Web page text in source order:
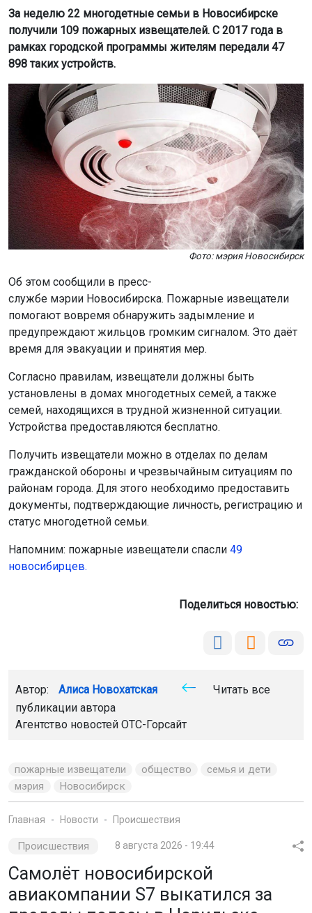
За неделю 22 многодетные семьи в Новосибирске
получили 109 пожарных извещателей. С 2017 года в
рамках городской программы жителям передали 47
898 таких устройств.
Фото: мэрия Новосибирск
Об этом сообщили в пресс-
службе мэрии Новосибирска. Пожарные извещатели
помогают вовремя обнаружить задымление и
предупреждают жильцов громким сигналом. Это даёт
время для эвакуации и принятия мер.
Согласно правилам, извещатели должны быть
установлены в домах многодетных семей, а также
семей, находящихся в трудной жизненной ситуации.
Устройства предоставляются бесплатно.
Получить извещатели можно в отделах по делам
гражданской обороны и чрезвычайным ситуациям по
районам города. Для этого необходимо предоставить
документы, подтверждающие личность, регистрацию и
статус многодетной семьи.
Напомним: пожарные извещатели спасли 49
новосибирцев.
Поделиться новостью:
Автор: Алиса Новохатская
Читать все
публикации автора
Агентство новостей ОТС-Горсайт
пожарные извещатели общество
семья и дети
мэрия
Новосибирск
Главная Новости Происшествия
Происшествия 8 августа 2026 - 19:44
Самолёт новосибирской
авиакомпании S7 выкатился за